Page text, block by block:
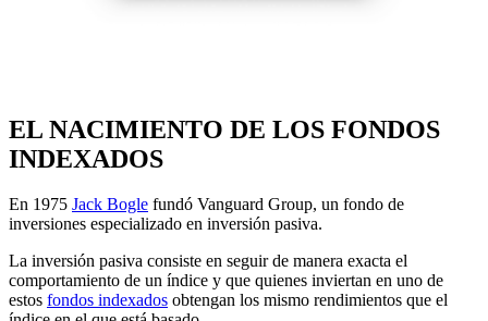
EL NACIMIENTO DE LOS FONDOS
INDEXADOS
En 1975 Jack Bogle fundó Vanguard Group, un fondo de
inversiones especializado en inversión pasiva.
La inversión pasiva consiste en seguir de manera exacta el
comportamiento de un índice y que quienes inviertan en uno de
estos fondos indexados obtengan los mismo rendimientos que el